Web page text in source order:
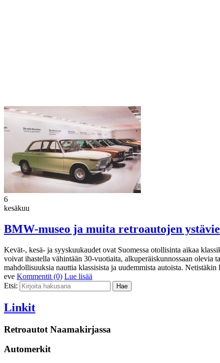
6
kesäkuu
BMW-museo ja muita retroautojen
Kevät-, kesä- ja syyskuukaudet ovat Suomessa otollisinta aikaa
voivat ihastella vähintään 30-vuotiaita, alkuperäiskunnossaan olevia
mahdollisuuksia nauttia klassisista ja uudemmista autoista.
eve Kommentit (0) Lue lisää
Etsi:
Linkit
Retroautot Naamakirjassa
Automerkit